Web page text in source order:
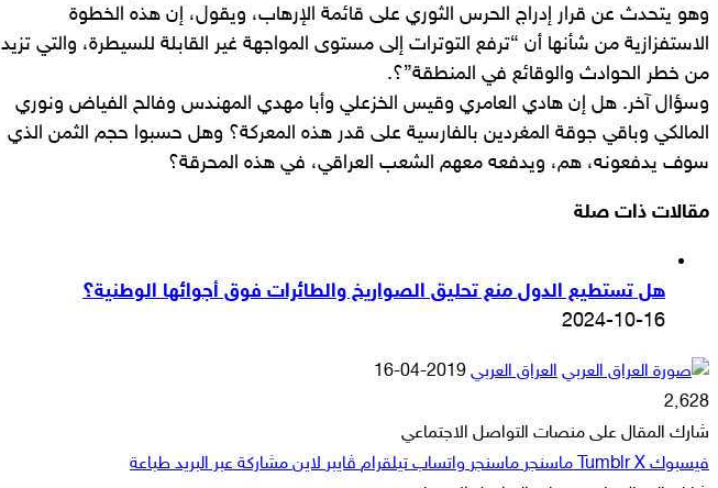
وهو يتحدث عن قرار إدراج الحرس الثوري على قائمة الإرهاب، ويقول، إن هذه الخطوة
الاستفزازیة من شأنها أن “ترفع التوترات إلى مستوى المواجهة غير القابلة للسيطرة، والتي تزید
من خطر الحوادث والوقائع في المنطقة”؟.
وسؤال آخر. هل إن هادي العامري وقيس الخزعلي وأبا مهدي المهندس وفالح الفياض ونوري
المالكي وباقي جوقة المغردين بالفارسية على قدر هذه المعركة؟ وهل حسبوا حجم الثمن الذي
سوف يدفعونه، هم، ويدفعه معهم الشعب العراقي، في هذه المحرقة؟
مقالات ذات صلة
هل تستطيع الدول منع تحليق الصواريخ والطائرات فوق أجوائها الوطنية؟
2024-10-16
العراق العربي أرسل
إلكترونيا
2019-04-16
2٬628
شارك المقال على منصات التواصل الاجتماعي
فيسبوك ‫X ماسنجر ماسنجر واتساب تيلقرام ڤايبر لاين مشاركة عبر البريد طباعة